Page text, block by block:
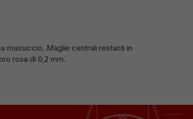
massiccio. Maglie centrali restanti in
rosa di 0,2 mm.